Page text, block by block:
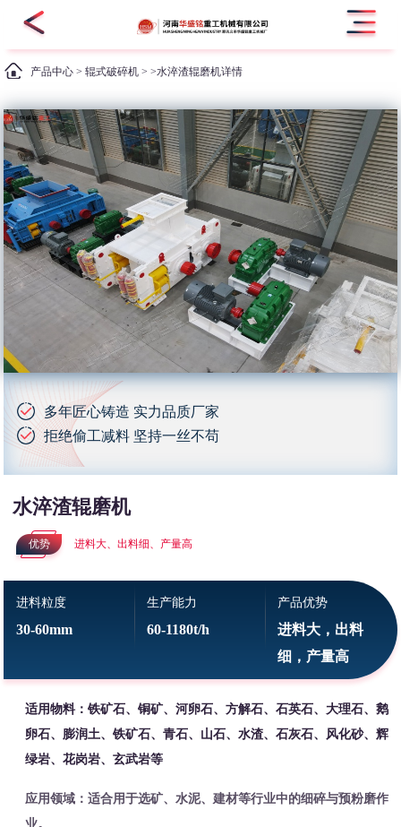
产品中心 >辊式破碎机 > >水淬渣辊磨机详情
多年匠心铸造 实力品质厂家
拒绝偷工减料 坚持一丝不苟
水淬渣辊磨机
优势 进料大、出料细、产量高
进料粒度
30-60mm
生产能力
60-1180t/h
产品优势
进料大，出料
细，产量高
适用物料：铁矿石、铜矿、河卵石、方解石、石英石、大理石、鹅
卵石、膨润土、铁矿石、青石、山石、水渣、石灰石、风化砂、辉
绿岩、花岗岩、玄武岩等
应用领域：适合用于选矿、水泥、建材等行业中的细碎与预粉磨作
业。